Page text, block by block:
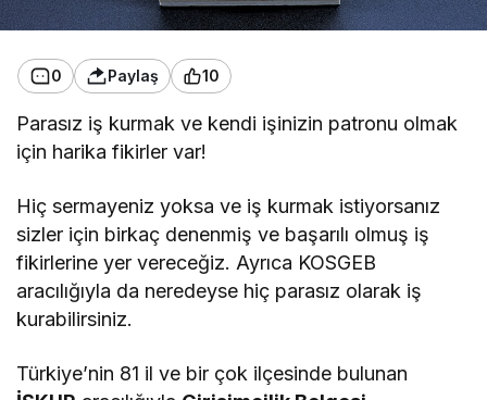
0 Paylaş 10
Parasız iş kurmak ve kendi işinizin patronu olmak
için harika fikirler var!
Hiç sermayeniz yoksa ve iş kurmak istiyorsanız
sizler için birkaç denenmiş ve başarılı olmuş iş
fikirlerine yer vereceğiz. Ayrıca KOSGEB
aracılığıyla da neredeyse hiç parasız olarak iş
kurabilirsiniz.
Türkiye’nin 81 il ve bir çok ilçesinde bulunan